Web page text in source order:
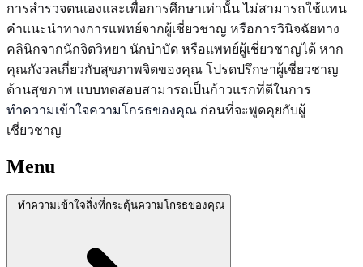
การสำรวจตนเองและเพื่อการศึกษาเท่านั้น ไม่สามารถใช้แทน
คำแนะนำทางการแพทย์จากผู้เชี่ยวชาญ หรือการวินิจฉัยทาง
คลินิกจากนักจิตวิทยา นักบำบัด หรือแพทย์ผู้เชี่ยวชาญได้ หาก
คุณกังวลเกี่ยวกับสุขภาพจิตของคุณ โปรดปรึกษาผู้เชี่ยวชาญ
ด้านสุขภาพ แบบทดสอบสามารถเป็นก้าวแรกที่ดีในการ
ทำความเข้าใจความโกรธของคุณ ก่อนที่จะพูดคุยกับผู้
เชี่ยวชาญ
Menu
ทำความเข้าใจสิ่งที่กระตุ้นความโกรธของคุณ